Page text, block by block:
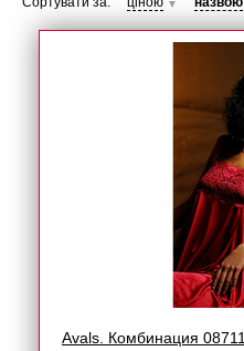
▼
Avals. Комбинация 08711